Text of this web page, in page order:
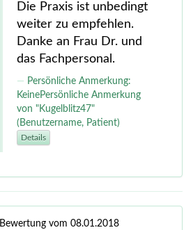
Die Praxis ist unbedingt
weiter zu empfehlen.
Danke an Frau Dr. und
das Fachpersonal.
Persönliche Anmerkung:
KeinePersönliche Anmerkung
von "Kugelblitz47"
(Benutzername, Patient)
Details
Bewertung vom 08.01.2018